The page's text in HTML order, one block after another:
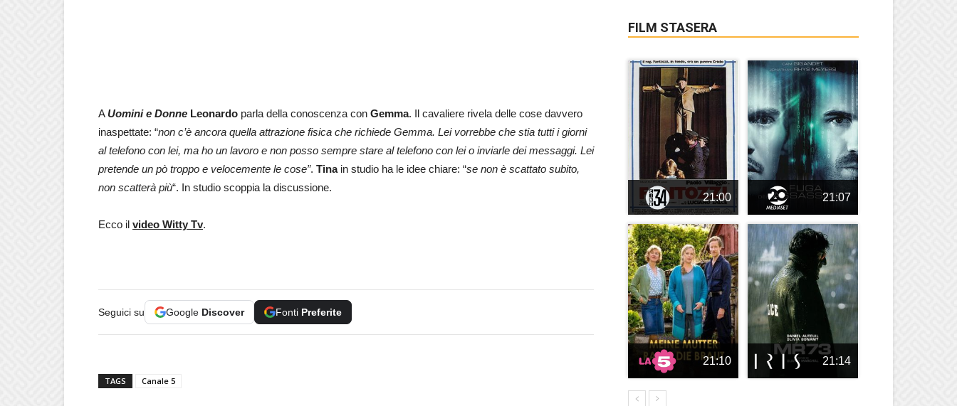
AUomini e Donne Leonardo parla della conoscenza con Gemma. Il cavaliere rivela delle cose davvero
inaspettate: “non c’è ancora quella attrazione fisica che richiede Gemma. Lei vorrebbe che stia tutti i giorni
al telefono con lei, ma ho un lavoro e non posso sempre stare al telefono con lei o inviarle dei messaggi. Lei
pretende un pò troppo e velocemente le cose”. Tinain studio ha le idee chiare: “se non è scattato subito,
non scatterà più“. In studio scoppia la discussione.
Ecco il video Witty Tv.
Seguici su Google Discover Fonti Preferite
TAGS Canale 5
FILM STASERA
21:00 21:07
21:10 21:14